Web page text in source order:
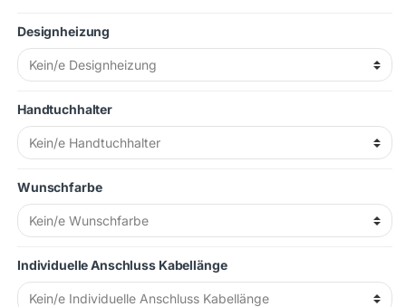
Designheizung
Handtuchhalter
Wunschfarbe
Individuelle Anschluss Kabellänge